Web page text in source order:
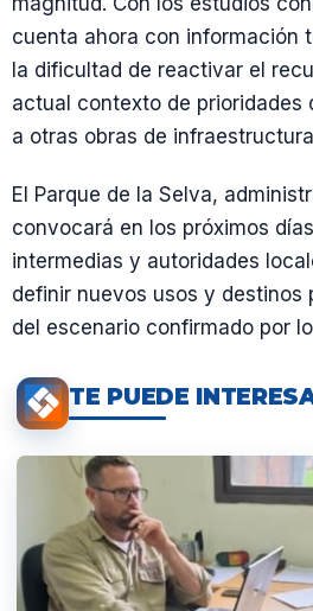
cuenta ahora con información
la dificultad de reactivar el
actual contexto de prioridades
a otras obras de
El Parque de la Selva,
convocará en los próximos
intermedias y autoridades
definir nuevos usos y destinos
del escenario confirmado por
TE PUEDE